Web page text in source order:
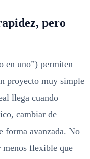
pero
en uno”) permiten
proyecto muy simple
llega cuando
cambiar de
forma avanzada. No
menos flexible que